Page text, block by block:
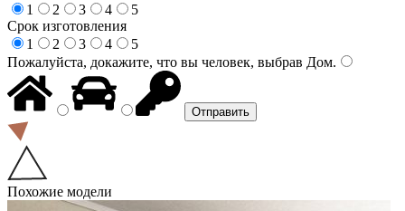
1
2 3 4
5
Срок изготовления
1
2 3 4
5
Пожалуйста, докажите, что вы человек, выбрав Дом.
Похожие модели